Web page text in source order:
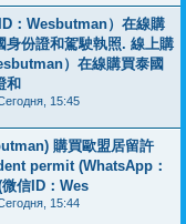
：Wesbutman）在線購
身份證和駕駛執照. 線上購
）在線購買泰國
和
15:45
購買歐盟居留許
permit (WhatsApp：
信ID：Wes
15:44